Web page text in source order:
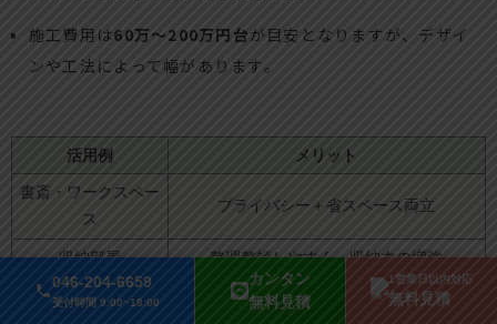
046-204-6659
受付時間 9:00~18:00
カンタン
無料見積
1営業日以内対応
無料見積
施工費用は60万～200万円台が目安となりますが、デザイ
ンや工法によって幅があります。
活用例 メリット
書斎・ワークスペー
ス
プライバシー＋省スペース両立
収納部屋 整理整頓しやすく、収納力の増強
趣味部屋
家族のライフスタイルや成長に柔軟対応が